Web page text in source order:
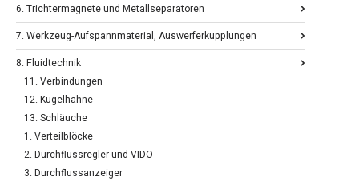
6. Trichtermagnete und Metallseparatoren
7. Werkzeug-Aufspannmaterial, Auswerferkupplungen
8. Fluidtechnik
11. Verbindungen
12. Kugelhähne
13. Schläuche
1. Verteilblöcke
2. Durchflussregler und VIDO
3. Durchflussanzeiger